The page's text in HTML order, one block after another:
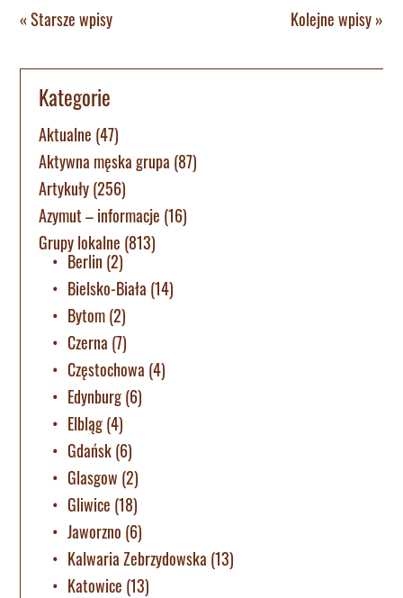
« Starsze wpisy Kolejne wpisy »
Kategorie
Aktualne (47)
Aktywna męska grupa (87)
Artykuły(256)
Azymut – informacje (16)
Grupy lokalne (813)
Berlin (2)
Bielsko-Biała (14)
Bytom(2)
Czerna (7)
Częstochowa (4)
Edynburg(6)
Elbląg(4)
Gdańsk(6)
Glasgow (2)
Gliwice (18)
Jaworzno (6)
Kalwaria Zebrzydowska (13)
Katowice (13)